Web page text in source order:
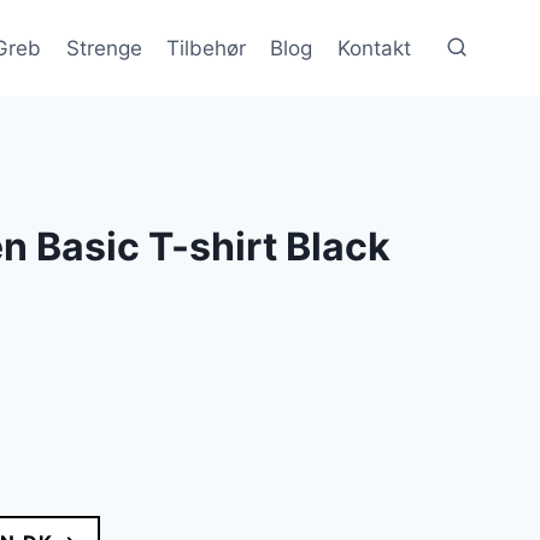
Strenge Tilbehør Blog Kontakt
Basic T-shirt Black